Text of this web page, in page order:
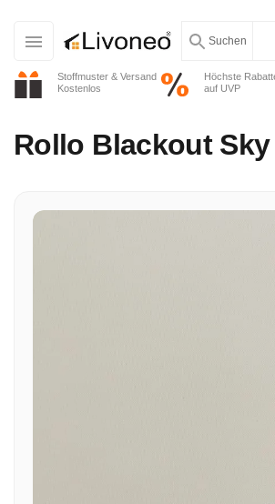
Stoffmuster & Versand
Kostenlos
Höchste
auf UVP
Suchen
Rollo Blackout Sky